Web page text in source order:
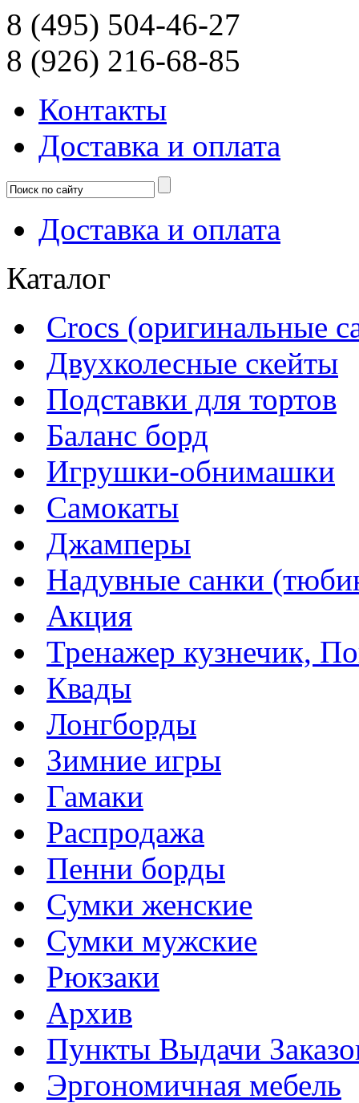
8 (495) 504-46-27
8 (926) 216-68-85
Контакты
Доcтавка и оплата
Доcтавка и оплата
Каталог
Crocs (оригинальные
Двухколесные скейты
Подставки для тортов
Баланс борд
Игрушки-обнимашки
Самокаты
Джамперы
Надувные санки
Акция
Тренажер кузнечик,
Квады
Лонгборды
Зимние игры
Гамаки
Распродажа
Пенни борды
Сумки женские
Сумки мужские
Рюкзаки
Архив
Пункты Выдачи
Эргономичная мебель